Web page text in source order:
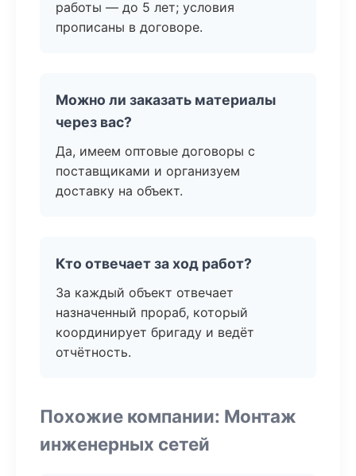
работы — до 5 лет; условия
прописаны в договоре.
Можно ли заказать материалы
через вас?
Да, имеем оптовые договоры с
поставщиками и организуем
доставку на объект.
Кто отвечает за ход работ?
За каждый объект отвечает
назначенный прораб, который
координирует бригаду и ведёт
отчётность.
Похожие компании: Монтаж
инженерных сетей